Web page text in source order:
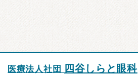
医療法人社団 四谷しらと眼科